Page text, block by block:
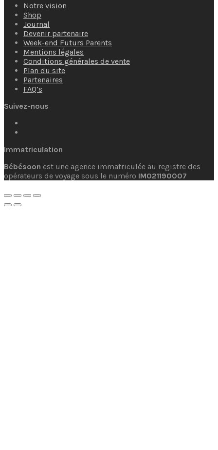
Notre vision
Shop
Journal
Devenir partenaire
Week-end Futurs Parents
Mentions légales
Conditions générales de vente
Plan du site
Partenaires
FAQ’s
Suivez-nous
Immatriculation
Bébésoon est une agence immatriculée au registre des
opérateurs de voyage sous le numéro IM021190007